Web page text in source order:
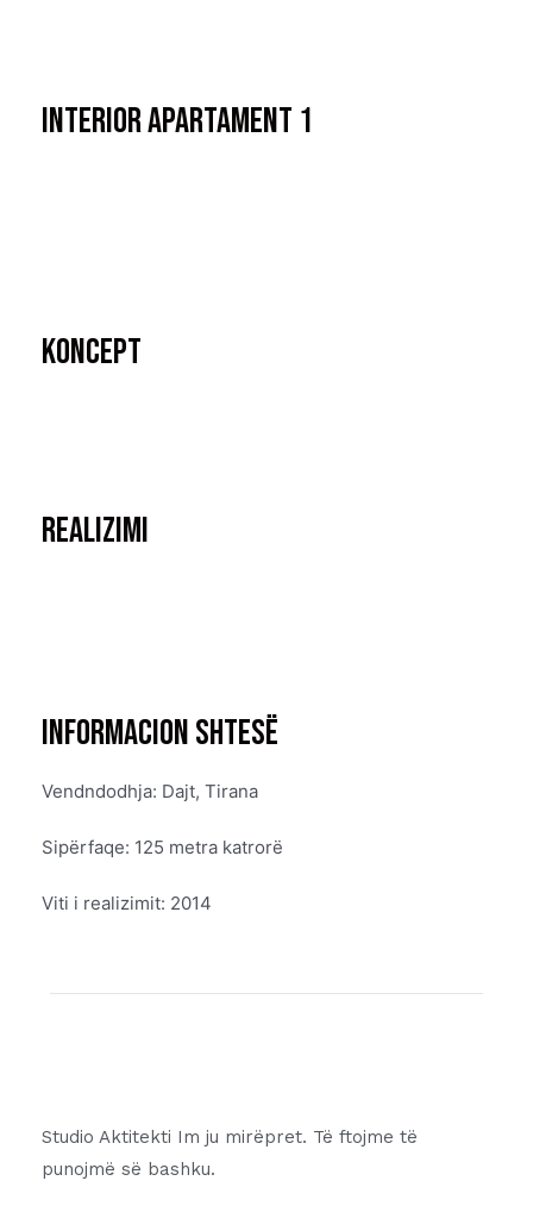
Interior Apartament 1
Koncept
realizimi
informacion shtesë
Vendndodhja: Dajt, Tirana
Sipërfaqe: 125 metra katrorë
Viti i realizimit: 2014
Studio Aktitekti Im ju mirëpret. Të ftojme të
punojmë së bashku.